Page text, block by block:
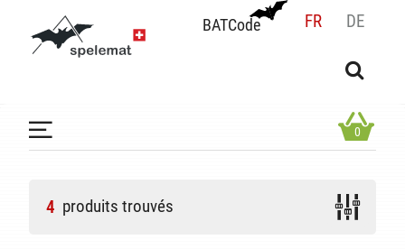
BATCode FR DE
BATCode
OK
0
4 produits trouvés